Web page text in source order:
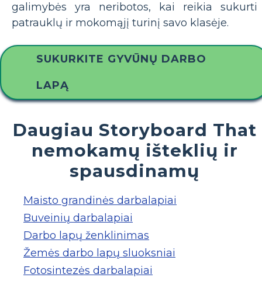
galimybės yra neribotos, kai reikia sukurti
patrauklų ir mokomąjį turinį savo klasėje.
SUKURKITE GYVŪNŲ DARBO
LAPĄ
Daugiau Storyboard That
nemokamų išteklių ir
spausdinamų
Maisto grandinės darbalapiai
Buveinių darbalapiai
Darbo lapų ženklinimas
Žemės darbo lapų sluoksniai
Fotosintezės darbalapiai